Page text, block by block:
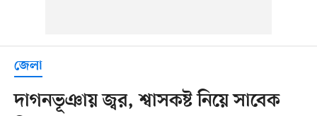
জেলা
দাগনভূঞায় জ্বর, শ্বাসকষ্ট নিয়ে সাবেক